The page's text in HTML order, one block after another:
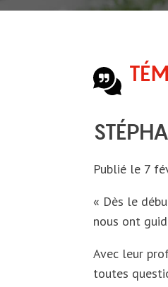
Publié le 7
« Dès le
nous ont
Avec leur
toutes